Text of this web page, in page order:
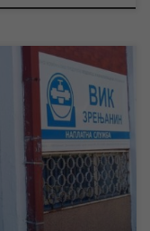
и шалтери у
у граду. За време
и екипе за
предстојећег
светском рату“, у